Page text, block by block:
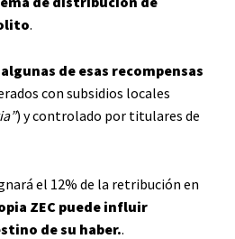
.
de esas recompensas
con subsidios locales
) y controlado por titulares de
el 12% de la retribución en
ZEC puede influir
de su haber..